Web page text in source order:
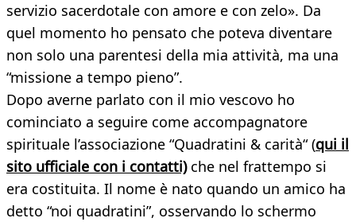
servizio sacerdotale con amore e con zelo». Da
quel momento ho pensato che poteva diventare
non solo una parentesi della mia attività, ma una
“missione a tempo pieno”.
Dopo averne parlato con il mio vescovo ho
cominciato a seguire come accompagnatore
spirituale l’associazione “Quadratini & carità“ (qui il
sito ufficiale con i contatti)che nel frattempo si
era costituita. Il nome è nato quando un amico ha
detto “noi quadratini”, osservando lo schermo